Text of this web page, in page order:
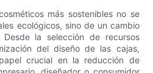
más sostenibles no se
ecológicos, sino de un cambio
la selección de recursos
del diseño de las cajas,
crucial en la reducción de